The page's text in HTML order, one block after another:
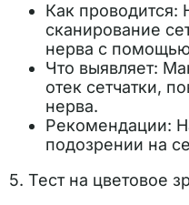
Как проводится:
сканирование
нерва с
Что выявляет:
отек сетчатки,
нерва.
Рекомендации:
подозрении на
5. Тест на цветовое